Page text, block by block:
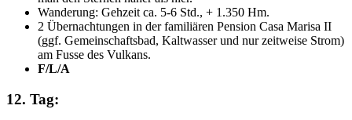
Wanderung: Gehzeit ca. 5-6 Std., + 1.350 Hm.
2 Übernachtungen in der familiären Pension Casa Marisa II
(ggf. Gemeinschaftsbad, Kaltwasser und nur zeitweise Strom)
am Fusse des Vulkans.
F/L/A
12. Tag: